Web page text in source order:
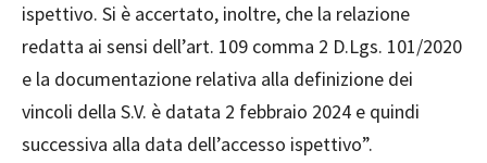
ispettivo. Si è accertato, inoltre, che la relazione
redatta ai sensi dell’art. 109 comma 2 D.Lgs. 101/2020
e la documentazione relativa alla definizione dei
vincoli della S.V. è datata 2 febbraio 2024 e quindi
successiva alla data dell’accesso ispettivo”.